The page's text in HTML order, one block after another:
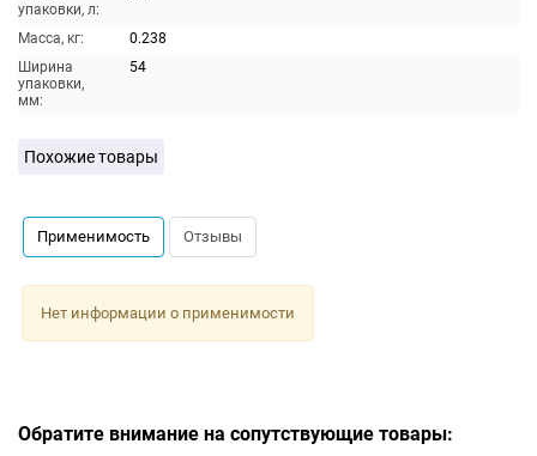
упаковки, л:
Масса, кг:
0.238
Ширина
упаковки,
мм:
54
Похожие товары
Применимость Отзывы
Нет информации о применимости
Обратите внимание на сопутствующие товары: